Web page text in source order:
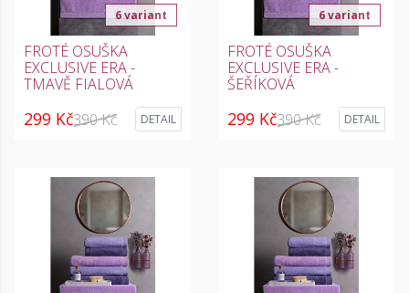
6 variant
FROTÉ OSUŠKA
EXCLUSIVE ERA -
TMAVĚ FIALOVÁ
299 Kč390 Kč DETAIL
6 variant
FROTÉ OSUŠKA
EXCLUSIVE ERA -
ŠEŘÍKOVÁ
299 Kč390 Kč DETAIL